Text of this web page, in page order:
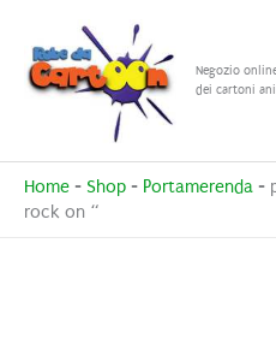
contenuto
Negozio
dei cartoni
Home - Shop - Portamerenda -
rock on “